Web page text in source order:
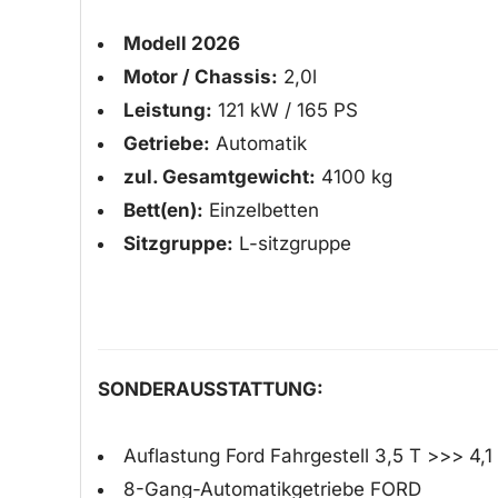
Modell 2026
Motor / Chassis: 2,0l
Leistung: 121 kW / 165 PS
Getriebe: Automatik
zul. Gesamtgewicht: 4100 kg
Bett(en): Einzelbetten
Sitzgruppe: L-sitzgruppe
SONDERAUSSTATTUNG:
Auflastung Ford Fahrgestell 3,5 T >>> 4,1
8-Gang-Automatikgetriebe FORD